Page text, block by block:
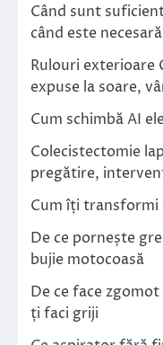
Când sunt
când este
Rulouri
expuse la soare,
Cum schimbă AI
Colecistectomie
pregătire,
Cum îți transformi
De ce pornește
bujie motocoasă
De ce face
ți faci griji